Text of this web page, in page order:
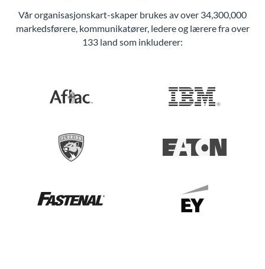
Vår organisasjonskart-skaper brukes av over 34,300,000
markedsførere, kommunikatører, ledere og lærere fra over
133 land som inkluderer: